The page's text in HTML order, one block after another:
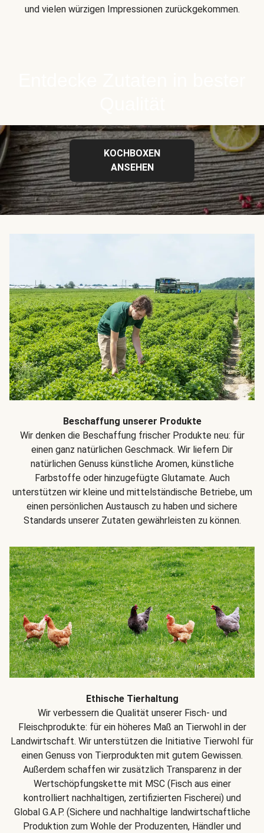
und vielen würzigen Impressionen zurückgekommen.
KOCHBOXEN
ANSEHEN
Beschaffung unserer Produkte
Wir denken die Beschaffung frischer Produkte neu: für
einen ganz natürlichen Geschmack. Wir liefern Dir
natürlichen Genuss künstliche Aromen, künstliche
Farbstoffe oder hinzugefügte Glutamate. Auch
unterstützen wir kleine und mittelständische Betriebe, um
einen persönlichen Austausch zu haben und sichere
Standards unserer Zutaten gewährleisten zu können.
Ethische Tierhaltung
Wir verbessern die Qualität unserer Fisch- und
Fleischprodukte: für ein höheres Maß an Tierwohl in der
Landwirtschaft. Wir unterstützen die Initiative Tierwohl für
einen Genuss von Tierprodukten mit gutem Gewissen.
Außerdem schaffen wir zusätzlich Transparenz in der
Wertschöpfungskette mit MSC (Fisch aus einer
kontrolliert nachhaltigen, zertifizierten Fischerei) und
Global G.A.P. (Sichere und nachhaltige landwirtschaftliche
Produktion zum Wohle der Produzenten, Händler und